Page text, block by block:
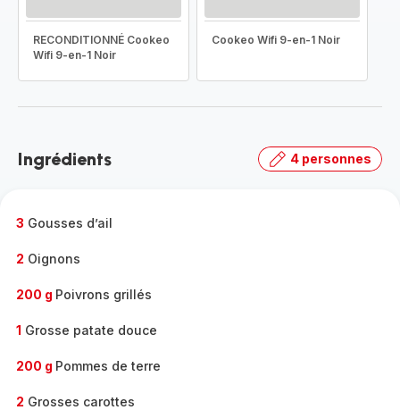
RECONDITIONNÉ Cookeo
Wifi 9-en-1 Noir
Cookeo Wifi 9-en-1 Noir
Ingrédients 4 personnes
3 Gousses d’ail
2 Oignons
200 g Poivrons grillés
1 Grosse patate douce
200 g Pommes de terre
2 Grosses carottes